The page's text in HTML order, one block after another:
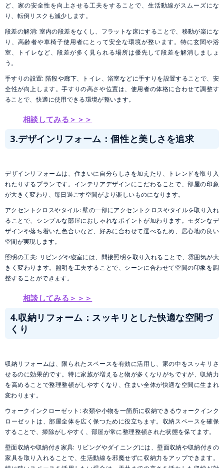
ど、家の安全性を向上させる工夫をすることで、生活動線がスムーズにな
り、転倒リスクも減少します。
段差の解消: 室内の段差をなくし、フラットな床にすることで、移動が楽にな
り、高齢者や車椅子使用者にとって安全な環境が整います。特に玄関や浴
室、トイレなど、段差が多く見られる場所は優先して段差を解消しましょ
う。
手すりの設置: 階段や廊下、トイレ、浴室などに手すりを設置することで、安
全性が向上します。手すりの高さや位置は、使用者の体格に合わせて調整す
ることで、快適に使用できる環境が整います。
相談してみる＞＞＞
3.デザインリフォーム：個性と美しさを追求
デザインリフォームは、住まいに自分らしさを加えたり、トレンドを取り入
れたりするプランです。インテリアデザインにこだわることで、部屋の印象
が大きく変わり、毎日過ごす空間がより楽しいものになります。
アクセントクロスやタイル: 壁の一部にアクセントクロスやタイルを取り入れ
ることで、シンプルな部屋におしゃれなポイントが加わります。モダンなデ
ザインや落ち着いた色合いなど、好みに合わせて選べるため、居心地の良い
空間が実現します。
照明の工夫: リビングや寝室には、間接照明を取り入れることで、雰囲気が大
きく変わります。照明を工夫することで、シーンに合わせて空間の印象を調
整することができます。
相談してみる＞＞＞
4.収納リフォーム：スッキリとした快適な空間づ
くり
収納リフォームは、限られたスペースを有効に活用し、家の中をスッキリさ
せるのに効果的です。特に家族が増えると物が多くなりがちですが、収納力
を高めることで整理整頓がしやすくなり、住まい全体が快適な空間に生まれ
変わります。
ウォークインクローゼット: 衣類や小物を一箇所に収納できるウォークインク
ローゼットは、部屋全体を広く保つために役立ちます。収納スペースを確保
することで、掃除がしやすく、部屋が常に整理整頓された状態を保てます。
壁面収納や収納付き家具: リビングやダイニングには、壁面収納や収納付きの
家具を取り入れることで、生活動線を邪魔せずに収納力をアップできます。